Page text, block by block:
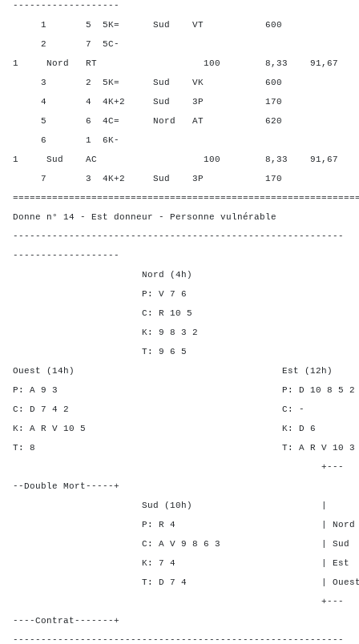
-------------------
1 5 5K= Sud VT 600
2 7 5C-
1 Nord RT 100 8,33 91,67
3 2 5K= Sud VK 600
4 4 4K+2 Sud 3P 170
5 6 4C= Nord AT 620
6 1 6K-
1 Sud AC 100 8,33 91,67
7 3 4K+2 Sud 3P 170
Donne n° 14 - Est donneur - Personne vulnérable
-----------------------------------------------------------
-------------------
Nord (4h)
P: V 7 6
C: R 10 5
K: 9 8 3 2
T: 9 6 5
Ouest (14h) Est (12h)
P: A 9 3 P: D 10 8
C: D 7 4 2
K: A R V 10 5 K:
T: 8 T: A R V 10
+---
--Double Mort-----+
Sud (10h) | SA P
P: R 4 | Nord - -
C: A V 9 8 6 3 | Sud -
K: 7 4 | Est 3 6 1
T: D 7 4 | Ouest 3 6
+---
----Contrat-------+
-----------------------------------------------------------